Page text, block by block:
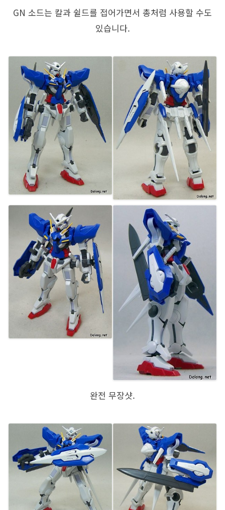
GN 소드는 칼과 쉴드를 접어가면서 총처럼 사용할 수도
있습니다.
완전 무장샷.